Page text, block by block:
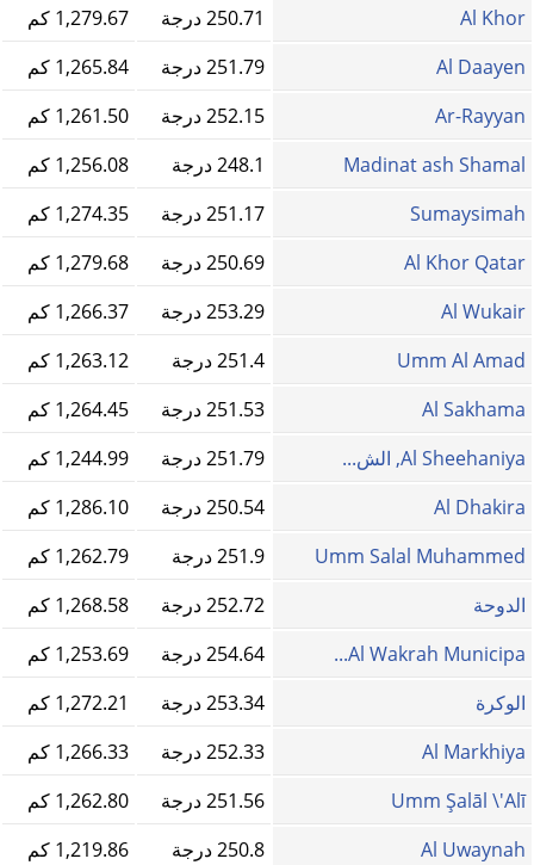
Al Khor
250.71 درجة
1,279.67 كم
Al Daayen
251.79 درجة
1,265.84 كم
Ar-Rayyan
252.15 درجة
1,261.50 كم
Madinat ash Shamal
248.1 درجة
1,256.08 كم
Sumaysimah
251.17 درجة
1,274.35 كم
Al Khor Qatar
250.69 درجة
1,279.68 كم
Al Wukair
253.29 درجة
1,266.37 كم
Umm Al Amad
251.4 درجة
1,263.12 كم
Al Sakhama
251.53 درجة
1,264.45 كم
Al Sheehaniya, الش...
251.79 درجة
1,244.99 كم
Al Dhakira
250.54 درجة
1,286.10 كم
Umm Salal Muhammed
251.9 درجة
1,262.79 كم
الدوحة
252.72 درجة
1,268.58 كم
Al Wakrah Municipa...
254.64 درجة
1,253.69 كم
الوكرة
253.34 درجة
1,272.21 كم
Al Markhiya
252.33 درجة
1,266.33 كم
Umm Şalāl \'Alī
251.56 درجة
1,262.80 كم
Al Uwaynah
250.8 درجة
1,219.86 كم